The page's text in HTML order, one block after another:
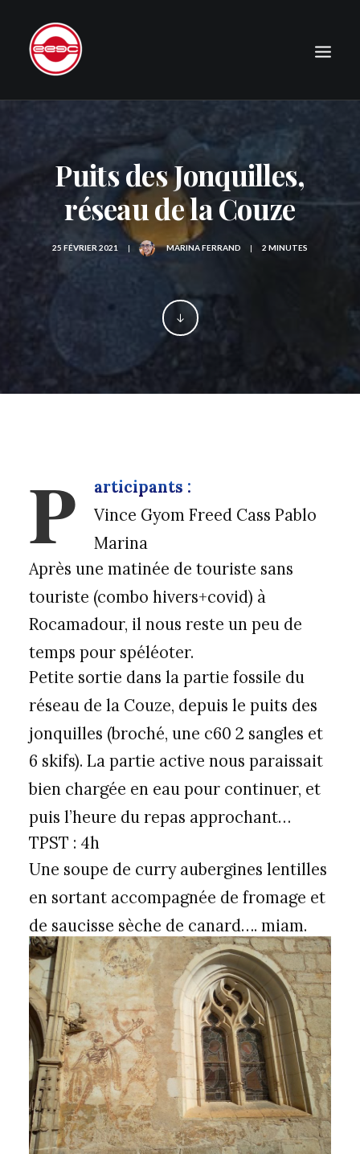
JOURNAL
PHOTOGRAPHIE
Puits des Jonquilles,
réseau de la Couze
25 FÉVRIER 2021 | MARINA FERRAND | 2 MINUTES
P
articipants :
Vince Gyom Freed Cass Pablo
Marina
Après une matinée de touriste sans
touriste (combo hivers+covid) à
Rocamadour, il nous reste un peu de
temps pour spéléoter.
Petite sortie dans la partie fossile du
réseau de la Couze, depuis le puits des
jonquilles (broché, une c60 2 sangles et
6 skifs). La partie active nous paraissait
bien chargée en eau pour continuer, et
puis l’heure du repas approchant…
TPST : 4h
Une soupe de curry aubergines lentilles
en sortant accompagnée de fromage et
de saucisse sèche de canard…. miam.